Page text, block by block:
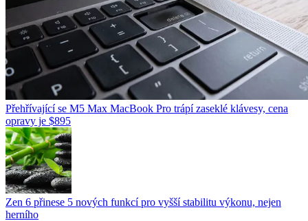
Přehřívající se M5 Max MacBook Pro trápí zaseklé klávesy, cena
opravy je $895
Zen 6 přinese 5 nových funkcí pro vyšší stabilitu výkonu, nejen
herního